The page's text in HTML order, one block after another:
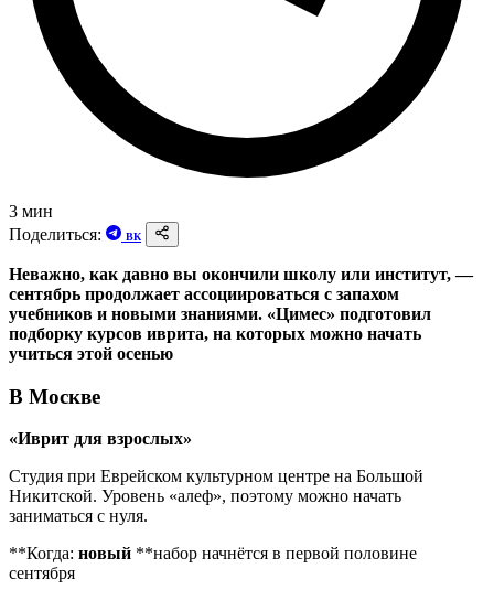
3 мин
Поделиться:
ВК
Неважно, как давно вы окончили школу или институт, —
сентябрь продолжает ассоциироваться с запахом
учебников и новыми знаниями. «Цимес» подготовил
подборку курсов иврита, на которых можно начать
учиться этой осенью
В Москве
«Иврит для взрослых»
Студия при Еврейском культурном центре на Большой
Никитской. Уровень «алеф», поэтому можно начать
заниматься с нуля.
**Когда: новый **набор начнётся в первой половине
сентября